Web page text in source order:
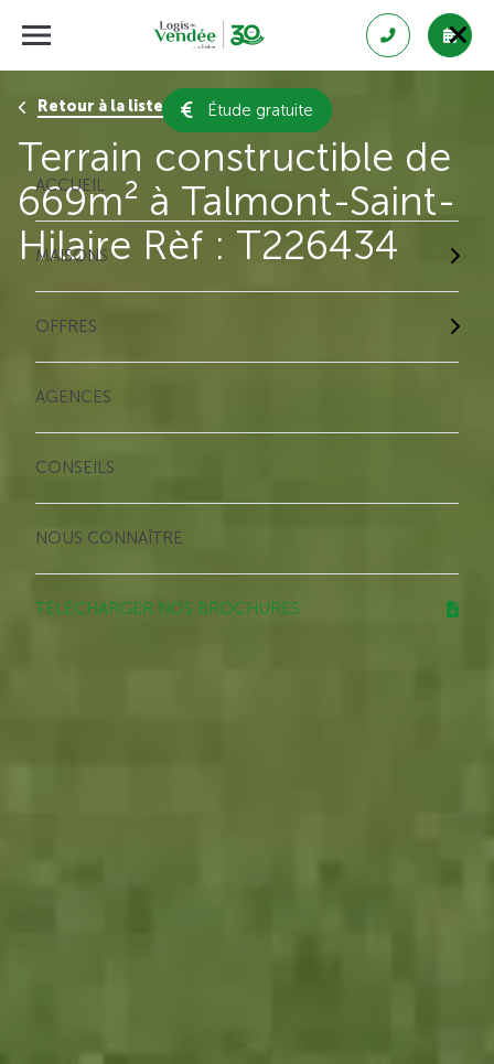
Étude gratuite
ACCUEIL
MAISONS
OFFRES
AGENCES
CONSEILS
NOUS CONNAÎTRE
TÉLÉCHARGER NOS BROCHURES
Retour à la liste des résultats
Terrain constructible de
669m² à Talmont-Saint-
Hilaire Rèf : T226434